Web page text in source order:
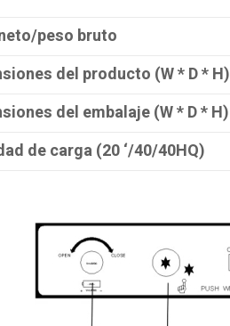
peso bruto
del producto (W * D * H)
del embalaje (W * D * H)
de carga (20 ‘/40/40HQ)